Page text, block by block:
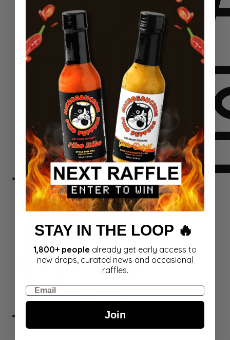
Komplektid
STAY IN THE LOOP 🔥
1,800+ people already get early access to
new drops, curated news and occasional
raffles.
Email
Join